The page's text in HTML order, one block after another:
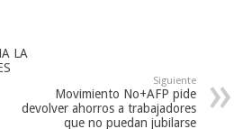
LA
Siguiente
Movimiento No+AFP pide
devolver ahorros a trabajadores
que no puedan jubilarse